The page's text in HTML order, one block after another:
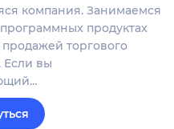
компания. Занимаемся
продуктах
продажей торгового
Если вы